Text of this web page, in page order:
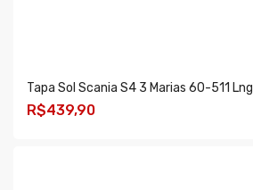
Tapa Sol Scania S4 3 Marias 60-511 Lng
R$439,90